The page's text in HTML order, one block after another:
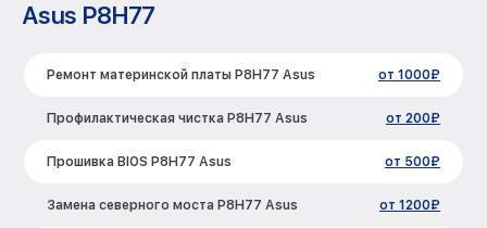
Asus P8H77
Ремонт материнской платы P8H77 Asus от 1000₽
Профилактическая чистка P8H77 Asus от 200₽
Прошивка BIOS P8H77 Asus от 500₽
Замена северного моста P8H77 Asus от 1200₽